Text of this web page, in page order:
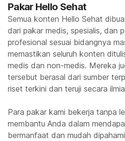
Pakar Hello Sehat
Semua konten Hello Sehat
dari pakar medis, spesialis, dan
profesional sesuai bidangnya
memastikan seluruh konten
medis dan non-medis. Mereka
tersebut berasal dari sumber
riset terkini dan teruji secara
Para pakar kami bekerja tanpa
membantu Anda dalam
bermanfaat dan mudah